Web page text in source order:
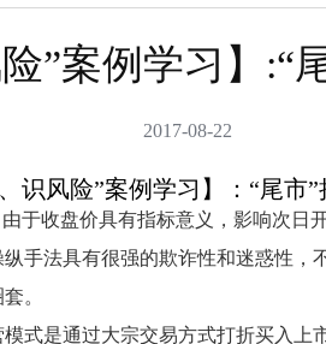
联系我们
陶
宣传学习
”案例学习】
2017-08-22
识风险”案例学习 】： “尾市
由于收盘价具有指标意义，影响次日
手法具有很强的欺诈性和迷惑性
。
式是通过大宗交易方式打折买入